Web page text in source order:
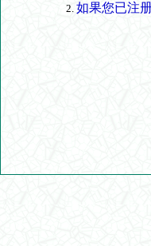
如果您已注